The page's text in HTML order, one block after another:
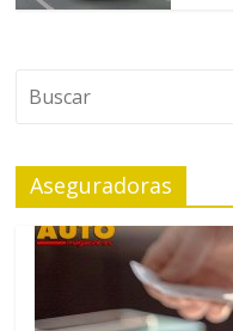
Aseguradoras